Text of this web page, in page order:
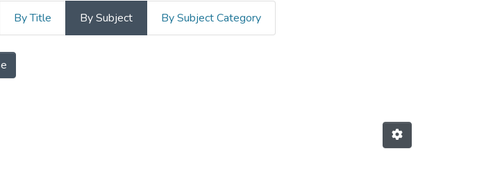
By Title By Subject By Subject Category
"Agroindustria"